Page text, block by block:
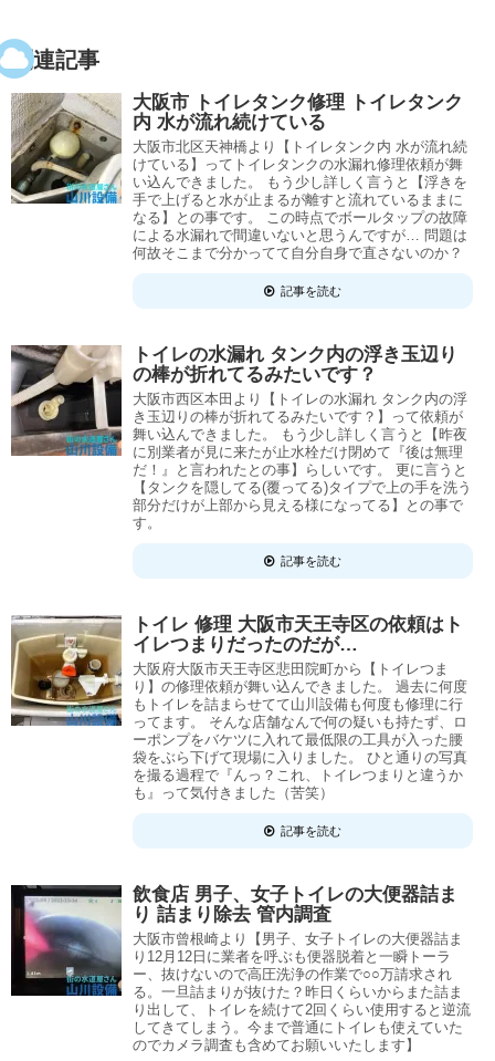
関連記事
大阪市 トイレタンク修理 トイレタンク
内 水が流れ続けている
大阪市北区天神橋より【トイレタンク内 水が流れ続
けている】ってトイレタンクの水漏れ修理依頼が舞
い込んできました。 もう少し詳しく言うと【浮きを
手で上げると水が止まるが離すと流れているままに
なる】との事です。 この時点でボールタップの故障
による水漏れで間違いないと思うんですが… 問題は
何故そこまで分かってて自分自身で直さないのか？
記事を読む
トイレの水漏れ タンク内の浮き玉辺り
の棒が折れてるみたいです？
大阪市西区本田より【トイレの水漏れ タンク内の浮
き玉辺りの棒が折れてるみたいです？】って依頼が
舞い込んできました。 もう少し詳しく言うと【昨夜
に別業者が見に来たが止水栓だけ閉めて『後は無理
だ！』と言われたとの事】らしいです。 更に言うと
【タンクを隠してる(覆ってる)タイプで上の手を洗う
部分だけが上部から見える様になってる】との事で
す。
記事を読む
トイレ 修理 大阪市天王寺区の依頼はト
イレつまりだったのだが…
大阪府大阪市天王寺区悲田院町から【トイレつま
り】の修理依頼が舞い込んできました。 過去に何度
もトイレを詰まらせてて山川設備も何度も修理に行
ってます。 そんな店舗なんで何の疑いも持たず、ロ
ーポンプをバケツに入れて最低限の工具が入った腰
袋をぶら下げて現場に入りました。 ひと通りの写真
を撮る過程で『んっ？これ、トイレつまりと違うか
も』って気付きました（苦笑）
記事を読む
飲食店 男子、女子トイレの大便器詰ま
り 詰まり除去 管内調査
大阪市曾根崎より【男子、女子トイレの大便器詰ま
り12月12日に業者を呼ぶも便器脱着と一瞬トーラ
ー、抜けないので高圧洗浄の作業で○○万請求され
る。一旦詰まりが抜けた？昨日くらいからまた詰ま
り出して、トイレを続けて2回くらい使用すると逆流
してきてしまう。今まで普通にトイレも使えていた
のでカメラ調査も含めてお願いいたします】